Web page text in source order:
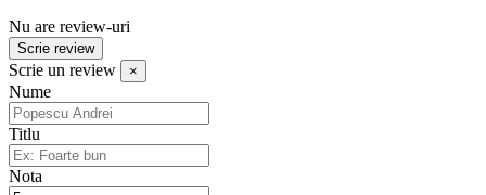
Nu are review-uri
Scrie review
Scrie un review ×
Nume
Titlu
Nota